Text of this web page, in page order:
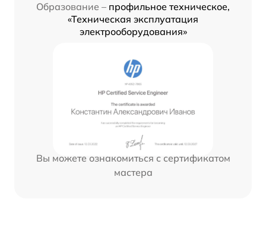
Образование – профильное техническое,
«Техническая эксплуатация
электрооборудования»
Вы можете ознакомиться с сертификатом
мастера